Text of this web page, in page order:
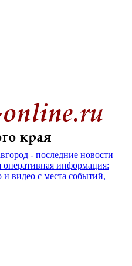
- последние новости
оперативная информация:
видео с места событий,